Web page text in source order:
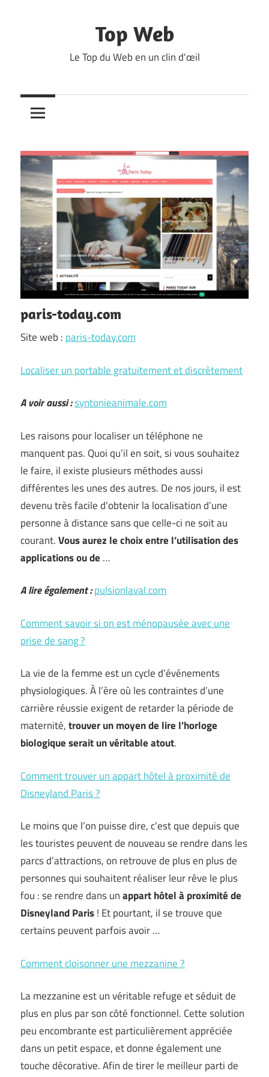
Top Web
Le Top du Web en un clin d'œil
paris-today.com
Site web : paris-today.com
Localiser un portable gratuitement et discrètement
A voir aussi :syntonieanimale.com
Les raisons pour localiser un téléphone ne
manquent pas. Quoi qu’il en soit, si vous souhaitez
le faire, il existe plusieurs méthodes aussi
différentes les unes des autres. De nos jours, il est
devenu très facile d’obtenir la localisation d’une
personne à distance sans que celle-ci ne soit au
courant.Vous aurez le choix entre l’utilisation des
applications ou de …
A lire également :pulsionlaval.com
Comment savoir si on est ménopausée avec une
prise de sang ?
La vie de la femme est un cycle d’événements
physiologiques. À l’ère où les contraintes d’une
carrière réussie exigent de retarder la période de
maternité,trouver un moyen de lire l’horloge
biologique serait un véritable atout.
Comment trouver un appart hôtel à proximité de
Disneyland Paris ?
Le moins que l’on puisse dire, c’est que depuis que
les touristes peuvent de nouveau se rendre dans les
parcs d’attractions, on retrouve de plus en plus de
personnes qui souhaitent réaliser leur rêve le plus
fou : se rendre dans unappart hôtel à proximité de
Disneyland Paris! Et pourtant, il se trouve que
certains peuvent parfois avoir …
Comment cloisonner une mezzanine ?
La mezzanine est un véritable refuge et séduit de
plus en plus par son côté fonctionnel. Cette solution
peu encombrante est particulièrement appréciée
dans un petit espace, et donne également une
touche décorative. Afin de tirer le meilleur parti de